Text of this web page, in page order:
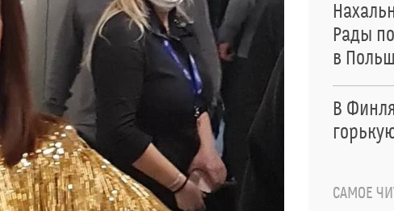
Рады
в
В
САМОЕ